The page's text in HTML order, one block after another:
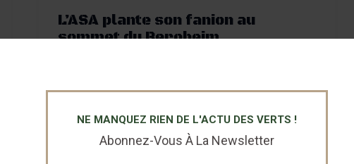
NE MANQUEZ RIEN DE L'ACTU DES VERTS !
Abonnez-Vous À La Newsletter
L’ASA plante son fanion au
sommet du Bergheim
face au SR Bergheim